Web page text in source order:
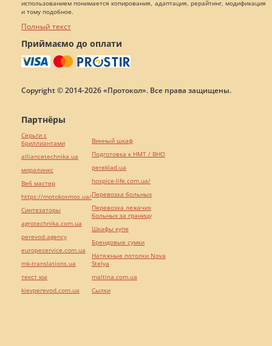
использованием понимается копирования, адаптация, рерайтинг, модификация
и тому подобное.
Полный текст
Приймаємо до оплати
Copyright © 2014-2026 «Протокол». Все права защищены.
Партнёры
Серьги с
бриллиантами
alliancetechnika.ua
миралинкс
Веб мастер
https://motokosmos.ua/
Синтезаторы
agrotechnika.com.ua
perevod.agency
europeservice.com.ua
mk-translations.ua
текст юа
kievperevod.com.ua
Винный шкаф
Подготовка к НМТ / ВНО
pereklad.ua
hospice-life.com.ua/
Перевозка больных
Перевозка лежачих
больных за границу
Шкафы купе
Брендовые сумки
Натяжные потолки Nova
Stelya
maltina.com.ua
Cылки